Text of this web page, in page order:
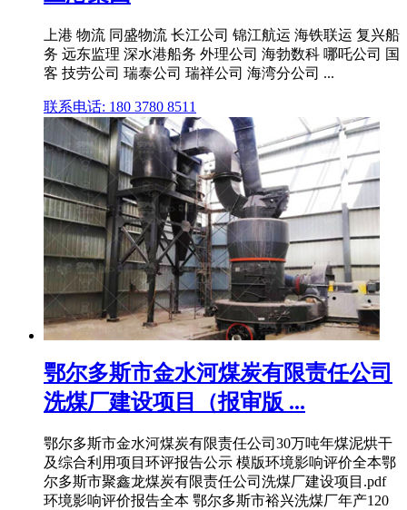
上港 物流 同盛物流 长江公司 锦江航运 海铁联运 复兴船
务 远东监理 深水港船务 外理公司 海勃数科 哪吒公司 国
客 技劳公司 瑞泰公司 瑞祥公司 海湾分公司 ...
联系电话: 180 3780 8511
鄂尔多斯市金水河煤炭有限责任公司
洗煤厂建设项目（报审版 ...
鄂尔多斯市金水河煤炭有限责任公司30万吨年煤泥烘干
及综合利用项目环评报告公示 模版环境影响评价全本鄂
尔多斯市聚鑫龙煤炭有限责任公司洗煤厂建设项目.pdf
环境影响评价报告全本 鄂尔多斯市裕兴洗煤厂年产120